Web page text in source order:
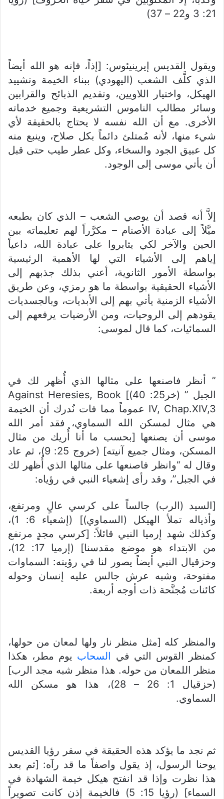
21: 3 و22 – 37)
ويقول القديس إيرينيئوس: [إذاً، فإنه هو الله أيضاً
الذي كلَّف الشعب (اليهودي) ببناء الخيمة وتشييد
الهيكل، واختيار اللاويين، وتقديم الذبائح والقرابين
وسائر مطالب الناموس التشريعية وجميع خدماته
الأخرى. مع أن الله نفسه لا يحتاج بالحقيقة لأي
شيء منها، لأنه مُمتلئ دائماً بكل صلاح، وينبع منه
كل عبيق الجود والسخاء، وكل عطر طيب حتى قبل
أن يأتي موسى إلى الوجود.
إلاَّ أنه قصد أن يوصي الشعب – الذي كان بطبعه
ميَّلاً إلى عبادة الأصنام – مكرَّراً لهم تعليماته بين
الحين والآخر لكي يثابروا على عبادة الله، داعياً
إياهم إلى الأشياء التي لها الأهمية الرئيسية
بواسطة الأمور الثانوية، أعني بذلك جذبهم إلى
الأشياء الحقيقية بواسطة ما هو رمزي، وعن طريق
الأشياء الزمنية يأتي بهم إلى الأبديات، وبالجسديات
يقودهم إلى الروحيات، ومن الأرضيات يرفعهم إلى
السمائيات، كما قال لموسى:
” أنظر فاصنعها على مثالها الذي أُظهر لك في
الجبل ” (خر25: 40)] Against Heresies, Book
IV, Chap.XIV,3 عموماً مما فات نُدرك أن الخيمة
هي مثال لمسكن الله السماوي، فقد أمر الله
موسى أن يصنعها [بحسب ما أنا أُريك من مثال
المسكن، ومثال جميع آنيته] (خروج 25: 9)، ثم عاد
وقال له “وانظر فاصنعها على مثالها الذي أُظهر لك
في الجبل”، وقد رأى إشعياء النبي في رؤياه:
[السيد (الرب) جالساً على كرسي عالٍ ومرتفع،
وأذياله تملأ الهيكل (السماوي)] (إشعياء 6: 1)،
وكذلك شهد إرميا النبي قائلاً: [كرسي مجدٍ مرتفع
من الابتداء هو موضع مقدسنا] (إرميا 17: 12)،
وحزقيال النبي أيضاً يصور لنا في رؤيته: السماوات
مفتوحة، وشبه عرش جالس عليه إنسان وحوله
كائنات مُجنَّحة ذات أوجه أربعة.
والمنظر كله [مثل منظر نار ولها لمعان من حولها،
كمنظر القوس التي في السحاب يوم مطر، هكذا
منظر اللمعان من حوله. هذا منظر شبه مجد الرب]
(حزقيال 1: 26 – 28)، هذا هو مسكن الله
السماوي.
ثم نجد ما يؤكد هذه الحقيقة في سفر رؤيا القديس
يوحنا الرسول، إذ يقول واصفاً ما قد رآه: [ثم بعد
هذا نظرت وإذا قد انفتح هيكل خيمة الشهادة في
السماء] (رؤيا 15: 5) فالخيمة إذن كانت تصويراً